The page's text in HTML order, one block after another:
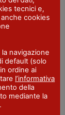
tecnici e,
cookies
navigazione
default (solo
ordine ai
l’informativa
della
mediante la
.